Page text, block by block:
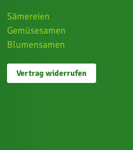
Sämereien
Gemüsesamen
Blumensamen
Vertrag widerrufen